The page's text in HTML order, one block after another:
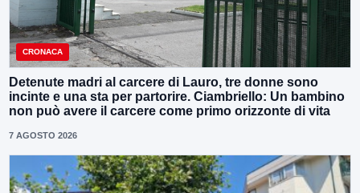
CRONACA
Detenute madri al carcere di Lauro, tre donne sono
incinte e una sta per partorire. Ciambriello: Un bambino
non può avere il carcere come primo orizzonte di vita
7 AGOSTO 2026